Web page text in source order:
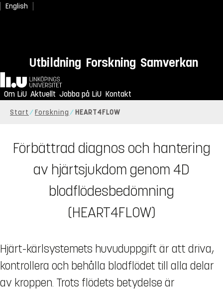
English
Utbildning Forskning Samverkan
Hem
Om LiU Aktuellt Jobba på LiU Kontakt
Start Forskning HEART4FLOW
Förbättrad diagnos och hantering
av hjärtsjukdom genom 4D
blodflödesbedömning
(HEART4FLOW)
Hjärt-kärlsystemets huvuduppgift är att driva,
kontrollera och behålla blodflödet till alla delar
av kroppen. Trots flödets betydelse är